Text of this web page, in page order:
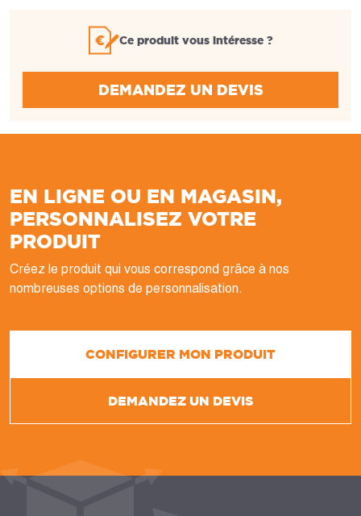
Ce produit vous intéresse ?
DEMANDEZ UN DEVIS
EN LIGNE OU EN MAGASIN,
PERSONNALISEZ VOTRE
PRODUIT
Créez le produit qui vous correspond grâce à nos
nombreuses options de personnalisation.
CONFIGURER MON PRODUIT
DEMANDEZ UN DEVIS